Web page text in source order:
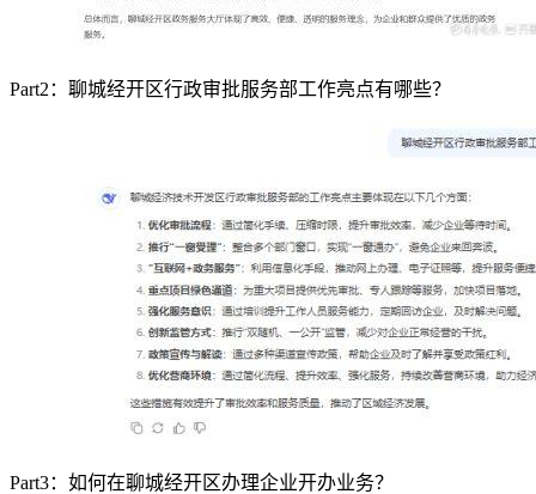
Part2：聊城经开区行政审批服务部工作亮点有哪些？
Part3：如何在聊城经开区办理企业开办业务？